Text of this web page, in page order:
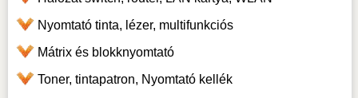
Nyomtató tinta, lézer, multifunkciós
Mátrix és blokknyomtató
Toner, tintapatron, Nyomtató kellék